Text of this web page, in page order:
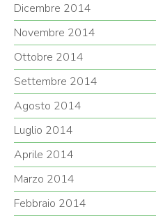
Dicembre 2014
Novembre 2014
Ottobre 2014
Settembre 2014
Agosto 2014
Luglio 2014
Aprile 2014
Marzo 2014
Febbraio 2014